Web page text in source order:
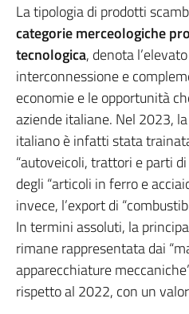
La tipologia di prodotti
categorie merceologiche
tecnologica, denota
interconnessione e
economie e le opportunità
aziende italiane. Nel 2023,
italiano è infatti stata
“autoveicoli, trattori e parti
degli “articoli in ferro e
invece, l’export di
In termini assoluti, la
rimane rappresentata dai
apparecchiature
rispetto al 2022, con un